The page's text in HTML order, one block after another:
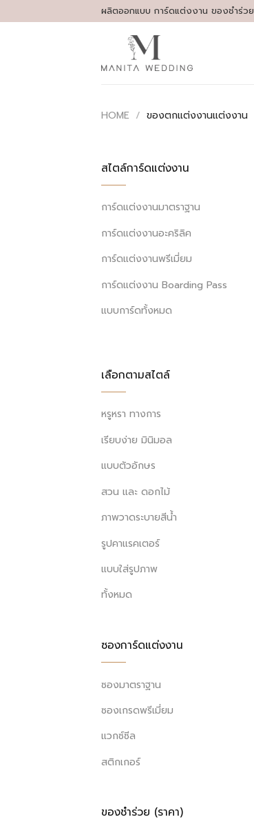
to
ผลิตออกแบบ การ์ดแต่งงาน ของชำร่วย
HOME / ของตกแต่งงานแต่งงาน
สไตล์การ์ดแต่งงาน
การ์ดแต่งงานมาตราฐาน
การ์ดแต่งงานอะคริลิค
การ์ดแต่งงานพรีเมี่ยม
การ์ดแต่งงาน Boarding Pass
แบบการ์ดทั้งหมด
เลือกตามสไตล์
หรูหรา ทางการ
เรียบง่าย มินิมอล
แบบตัวอักษร
สวน และ ดอกไม้
ภาพวาดระบายสีน้ำ
รูปคาแรคเตอร์
แบบใส่รูปภาพ
ทั้งหมด
ซองการ์ดแต่งงาน
ซองมาตราฐาน
ซองเกรดพรีเมี่ยม
แวกซ์ซีล
สติกเกอร์
ของชำร่วย (ราคา)